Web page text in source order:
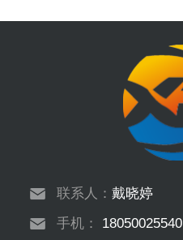
联系人：戴晓婷
手机：
18050025540